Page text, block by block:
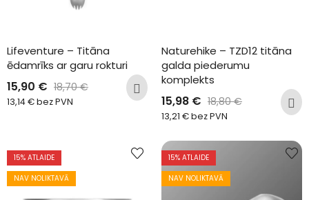
Lifeventure – Titāna
ēdamrīks ar garu rokturi
15,90 € 18,70€
13,14€bez PVN
Naturehike – TZD12 titāna
galda piederumu
komplekts
15,98 € 18,80€
13,21 €bez PVN
15% ATLAIDE
NAV NOLIKTAVĀ
15% ATLAIDE
NAV NOLIKTAVĀ